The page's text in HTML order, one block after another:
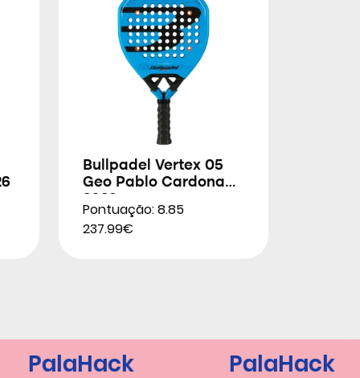
Bullpadel Vertex 05
Geo Pablo Cardona
Pontuação: 8.85
237.99€